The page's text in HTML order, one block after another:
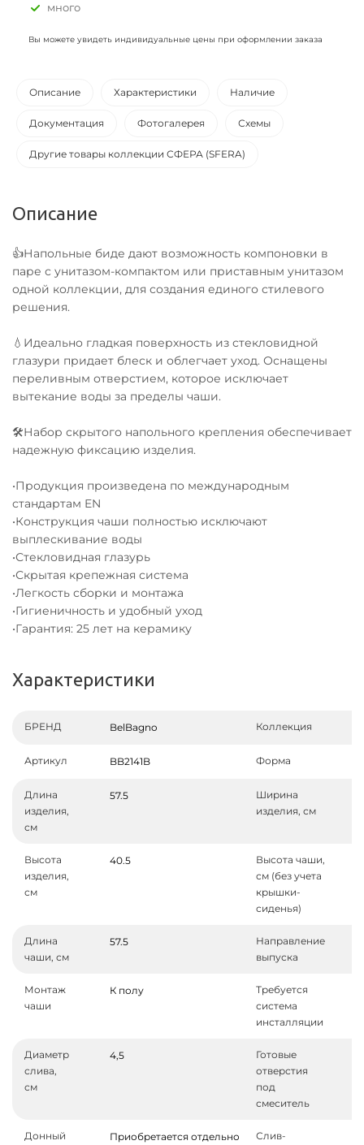
много
Вы можете увидеть индивидуальные цены при оформлении заказа
Описание Характеристики Наличие
Документация Фотогалерея Схемы
Другие товары коллекции СФЕРА (SFERA)
Описание
👍Напольные биде дают возможность компоновки в
паре с унитазом-компактом или приставным унитазом
одной коллекции, для создания единого стилевого
решения.
💧Идеально гладкая поверхность из стекловидной
глазури придает блеск и облегчает уход. Оснащены
переливным отверстием, которое исключает
вытекание воды за пределы чаши.
🛠Набор скрытого напольного крепления обеспечивает
надежную фиксацию изделия.
•Продукция произведена по международным
стандартам EN
•Конструкция чаши полностью исключают
выплескивание воды
•Стекловидная глазурь
•Скрытая крепежная система
•Легкость сборки и монтажа
•Гигиеничность и удобный уход
•Гарантия: 25 лет на керамику
Характеристики
БРЕНД BelBagno Коллекция
Артикул BB2141B Форма
Длина
изделия,
см
57.5
Ширина
изделия, см
Высота
изделия,
см
40.5
Высота чаши,
см (без учета
крышки-
сиденья)
Длина
чаши, см
57.5
Направление
выпуска
Монтаж
чаши
К полу
Требуется
система
инсталляции
Диаметр
слива,
см
4,5
Готовые
отверстия
под
смеситель
Донный Приобретается отдельно Слив-